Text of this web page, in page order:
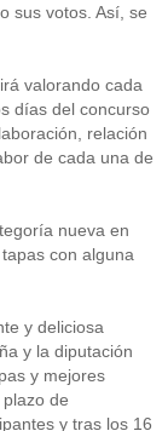
sus votos. Así, se
valorando cada
días del concurso
relación
de cada una de
nueva en
con alguna
y deliciosa
y la diputación
y mejores
de
y tras los 16